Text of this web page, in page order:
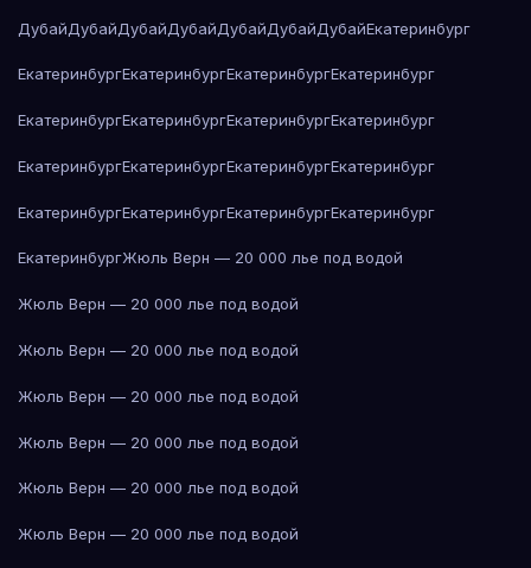
ДубайДубайДубайДубайДубайДубайДубайЕкатеринбург
ЕкатеринбургЕкатеринбургЕкатеринбургЕкатеринбург
ЕкатеринбургЕкатеринбургЕкатеринбургЕкатеринбург
ЕкатеринбургЕкатеринбургЕкатеринбургЕкатеринбург
ЕкатеринбургЕкатеринбургЕкатеринбургЕкатеринбург
ЕкатеринбургЖюль Верн — 20 000 лье под водой
Жюль Верн — 20 000 лье под водой
Жюль Верн — 20 000 лье под водой
Жюль Верн — 20 000 лье под водой
Жюль Верн — 20 000 лье под водой
Жюль Верн — 20 000 лье под водой
Жюль Верн — 20 000 лье под водой